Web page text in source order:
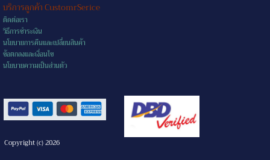
บริการลูกค้า CustomrSerice
ติดต่อเรา
วิธีการชำระเงิน
นโยบายการคืนและเปลี่ยนสินค้า
ข้อตกลงและเงื่อนไข
นโยบายความเป็นส่วนตัว
Copyright (c) 2026